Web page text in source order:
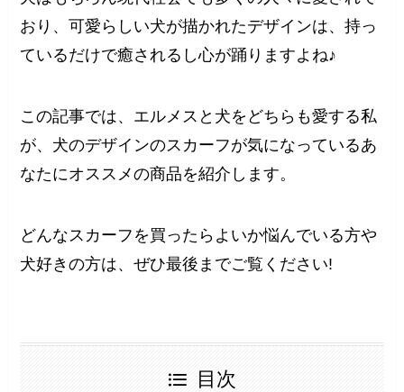
おり、可愛らしい犬が描かれたデザインは、持っ
ているだけで癒されるし心が踊りますよね♪
この記事では、エルメスと犬をどちらも愛する私
が、犬のデザインのスカーフが気になっているあ
なたにオススメの商品を紹介します。
どんなスカーフを買ったらよいか悩んでいる方や
犬好きの方は、ぜひ最後までご覧ください!
目次